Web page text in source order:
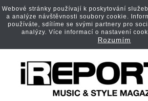
Webové stránky používají k poskytování
a analýze návštěvnosti soubory cookie.
používáte, sdílíme se svými partnery pro
analýzy. Více informací o nastavení
Rozumím